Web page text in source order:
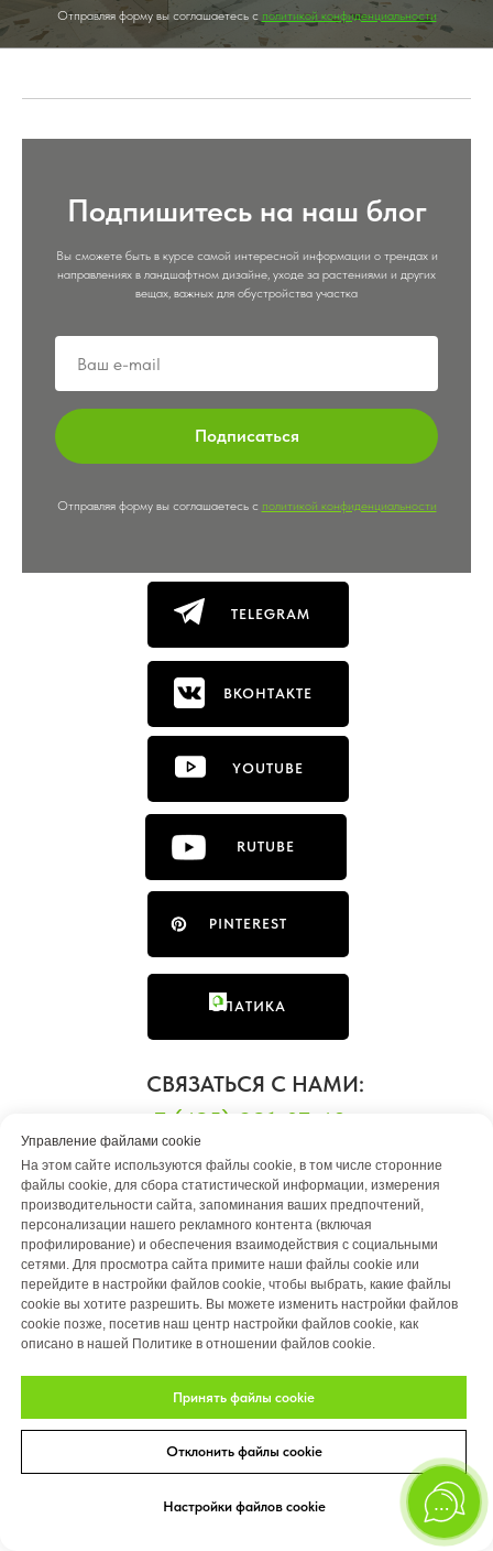
Отправляя форму вы соглашаетесь с политикой конфиденциальности
Подпишитесь на наш блог
Вы сможете быть в курсе самой интересной информации о трендах и
направлениях в ландшафтном дизайне, уходе за растениями и других
вещах, важных для обустройства участка
Подписаться
Отправляя форму вы соглашаетесь с политикой конфиденциальности
TELEGRAM
PINTEREST
ФЛАТИКА
YOUTUBE
ВКОНТАКТЕ
СВЯЗАТЬСЯ С НАМИ:
+7 (495) 291-07-48
info@artstory-design.com
RUTUBE
МАГАЗИН GREEN SPACE
Все товары Каталог деревьев
Управление файлами cookie
На этом сайте используются файлы cookie, в том числе сторонние
файлы cookie, для сбора статистической информации, измерения
производительности сайта, запоминания ваших предпочтений,
персонализации нашего рекламного контента (включая
профилирование) и обеспечения взаимодействия с социальными
сетями. Для просмотра сайта примите наши файлы cookie или
перейдите в настройки файлов cookie, чтобы выбрать, какие файлы
cookie вы хотите разрешить. Вы можете изменить настройки файлов
cookie позже, посетив наш центр настройки файлов cookie, как
описано в нашей Политике в отношении файлов cookie.
Принять файлы cookie
Отклонить файлы cookie
Настройки файлов cookie